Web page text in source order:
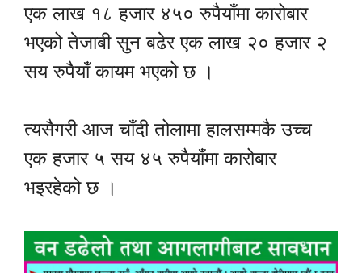
एक लाख १८ हजार ४५० रुपैयाँमा कारोबार
भएको तेजाबी सुन बढेर एक लाख २० हजार २
सय रुपैयाँ कायम भएको छ ।
त्यसैगरी आज चाँदी तोलामा हालसम्मकै उच्च
एक हजार ५ सय ४५ रुपैयाँमा कारोबार
भइरहेको छ ।